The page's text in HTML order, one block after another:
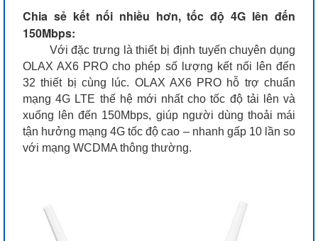
Chia sẻ kết nối nhiều hơn, tốc độ 4G lên đến
150Mbps:
Với đặc trưng là thiết bị định tuyến chuyên dụng
OLAX AX6 PRO cho phép số lượng kết nối lên đến
32 thiết bị cùng lúc. OLAX AX6 PRO hỗ trợ chuẩn
mạng 4G LTE thế hệ mới nhất cho tốc độ tải lên và
xuống lên đến 150Mbps, giúp người dùng thoải mái
tận hưởng mạng 4G tốc độ cao – nhanh gấp 10 lần so
với mạng WCDMA thông thường.